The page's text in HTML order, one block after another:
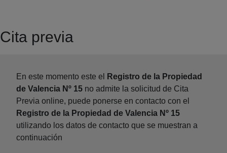
Cita previa
En este momento este el
Registro de la Propiedad
de Valencia Nº 15 no admite la solicitud de Cita
Previa online, puede ponerse en contacto con el
Registro de la Propiedad de Valencia Nº 15
utilizando los datos de contacto que se muestran a
continuación